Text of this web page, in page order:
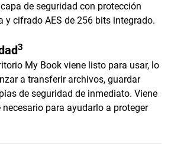
de seguridad con protección
y cifrado AES de 256 bits integrado.
3
My Book viene listo para usar, lo
a transferir archivos, guardar
de seguridad de inmediato. Viene
para ayudarlo a proteger